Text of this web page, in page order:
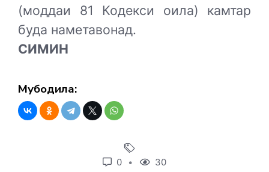
(моддаи 81 Кодекси оила) камтар
буда наметавонад.
СИМИН
Мубодила:
0 30